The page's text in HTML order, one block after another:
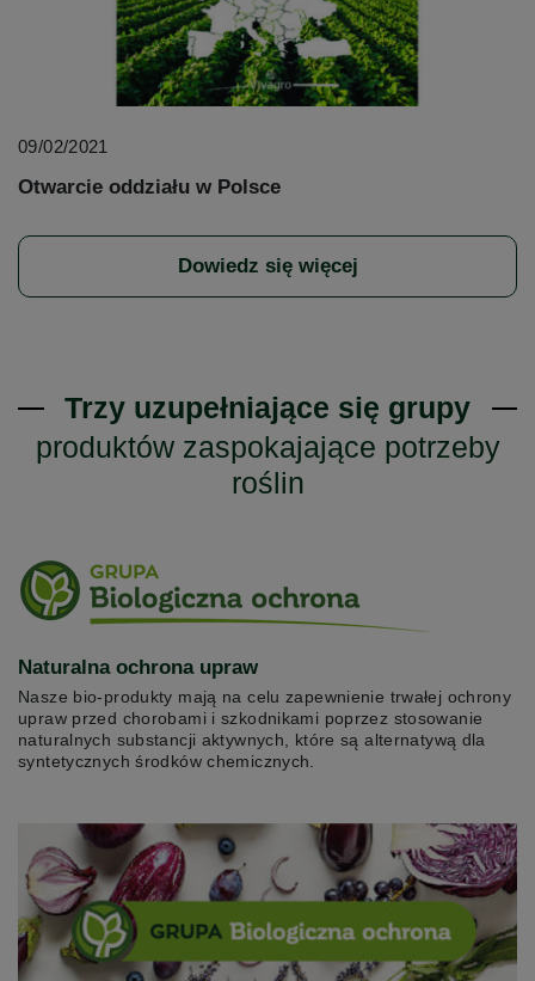
09/02/2021
Otwarcie oddziału w Polsce
Dowiedz się więcej
Trzy uzupełniające się grupy
produktów zaspokajające potrzeby
roślin
Naturalna ochrona upraw
Nasze bio-produkty mają na celu zapewnienie trwałej ochrony
upraw przed chorobami i szkodnikami poprzez stosowanie
naturalnych substancji aktywnych, które są alternatywą dla
syntetycznych środków chemicznych.